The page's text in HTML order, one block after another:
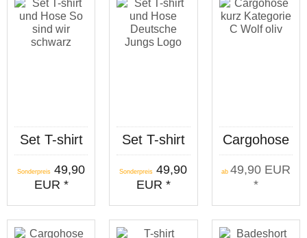
Set T-shirt
und Hose
So sind wir
schwarz
Sonderpreis 49,90
EUR *
Set T-shirt
und Hose
Deutsche
Jungs Logo
Sonderpreis 49,90
EUR *
Cargohose
kurz
Kategorie C
ab 49,90 EUR
*